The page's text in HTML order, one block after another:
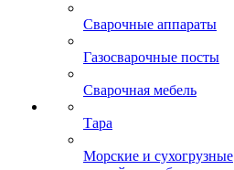
Сварочные аппараты
Газосварочные посты
Сварочная мебель
Тара
Морские и сухогрузные